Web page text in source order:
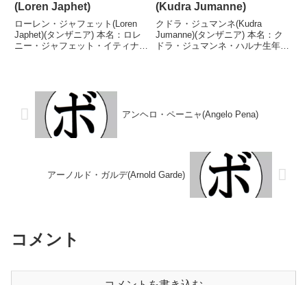
(Loren Japhet)
ローレン・ジャフェット(Loren
Japhet)(タンザニア) 本名：ロレ
ニー・ジャフェット・イティナラ
西アフリカスーパーフェザー級王
(Kudra Jumanne)
クドラ・ジュマンネ(Kudra
Jumanne)(タンザニア) 本名：ク
ドラ・ジュマンネ・ハルナ生年月
アンヘロ・ペーニャ(Angelo Pena)
アーノルド・ガルデ(Arnold Garde)
コメント